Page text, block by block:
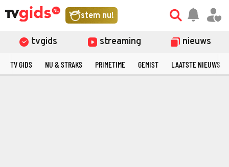
stem nu!
tvgids streaming nieuws
TV GIDS NU & STRAKS PRIMETIME GEMIST LAATSTE NIEUWS